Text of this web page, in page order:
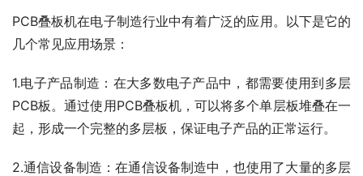
PCB叠板机在电子制造行业中有着广泛的应用。以下是它的
几个常见应用场景：
1.电子产品制造：在大多数电子产品中，都需要使用到多层
PCB板。通过使用PCB叠板机，可以将多个单层板堆叠在一
起，形成一个完整的多层板，保证电子产品的正常运行。
2.通信设备制造：在通信设备制造中，也使用了大量的多层